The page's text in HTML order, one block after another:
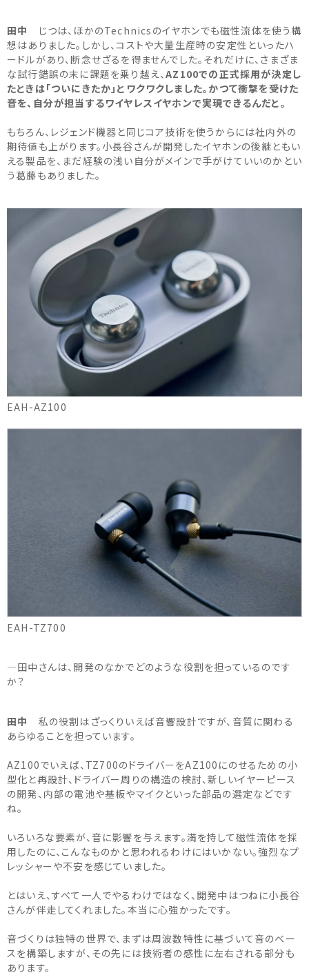
田中
じつは、ほかのTechnicsのイヤホンでも磁性流体を使う構
想はありました。しかし、コストや大量生産時の安定性といったハ
ードルがあり、断念せざるを得ませんでした。それだけに、さまざま
な試行錯誤の末に課題を乗り越え、AZ100での正式採用が決定し
たときは「ついにきたか」とワクワクしました。かつて衝撃を受けた
音を、自分が担当するワイヤレスイヤホンで実現できるんだと。
もちろん、レジェンド機器と同じコア技術を使うからには社内外の
期待値も上がります。小長谷さんが開発したイヤホンの後継ともい
える製品を、まだ経験の浅い自分がメインで手がけていいのかとい
う葛藤もありました。
EAH-AZ100
EAH-TZ700
―田中さんは、開発のなかでどのような役割を担っているのです
か？
田中
私の役割はざっくりいえば音響設計ですが、音質に関わる
あらゆることを担っています。
AZ100でいえば、TZ700のドライバーをAZ100にのせるための小
型化と再設計、ドライバー周りの構造の検討、新しいイヤーピース
の開発、内部の電池や基板やマイクといった部品の選定などです
ね。
いろいろな要素が、音に影響を与えます。満を持して磁性流体を採
用したのに、こんなものかと思われるわけにはいかない。強烈なプ
レッシャーや不安を感じていました。
とはいえ、すべて一人でやるわけではなく、開発中はつねに小長谷
さんが伴走してくれました。本当に心強かったです。
音づくりは独特の世界で、まずは周波数特性に基づいて音のベー
スを構築しますが、その先には技術者の感性に左右される部分も
あります。